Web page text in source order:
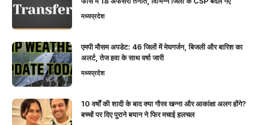
मध्यप्रदेश
एमपी मौसम अपडेट: 46 जिलों में मेघगर्जन, बिजली और बारिश का
अलर्ट, तेज हवा के साथ वर्षा जारी
मध्यप्रदेश
10 वर्षों की शादी के बाद क्या गौरव खन्ना और आकांक्षा अलग होंगे?
बच्चों पर दिए पुराने बयान ने फिर मचाई हलचल